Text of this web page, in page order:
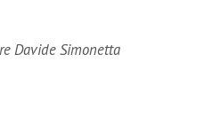
Davide Simonetta